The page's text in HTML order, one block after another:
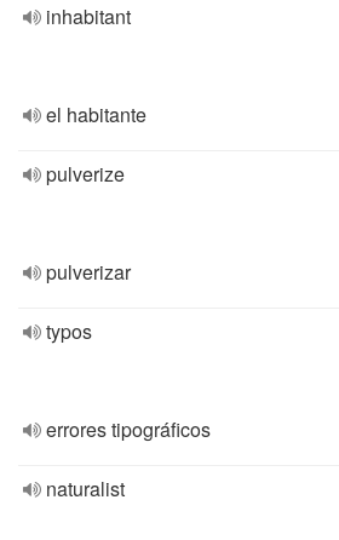
inhabitant
el habitante
pulverize
pulverizar
typos
errores tipográficos
naturalist